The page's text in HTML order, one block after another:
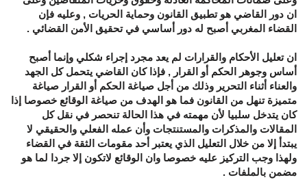
ان دور القاضي هو تطبيق القانون وحماية الحريات , وعليه فإن
القضاء المغربي أصبح له دور أساسي في تحقيق الأمن القضائي .
ان تعليل الأحكام والقرارات لم يعد مجرد إجراء شكلي وإنما أصبح
أساس وجوهر الحكم أو القرار , فإذا كان القاضي يتحمل كل الجهد
والعناء أثناء التحرير وذلك من أجل صياغة الحكم أو القرار صياغة
متميزة تنهل من القانون فما هو الهدف من صياغة الوقائع خصوصا إذا
كان يتدخل سلبيا لأن مهمته في هذا الحالة تنحصر في نقل كل
المقالات والمذكرات والمستنتجات وأن عمله الفعلي والحقيقي لا
يبتدأ إلا من خلال التعليل الذي يعتبر أحد مقومات الثقة في القضاء
ولهذا وجب التركيز عليه خصوصا وان الوقائع لاتكون إلا جردا لما هو
مضمن بالملفات .